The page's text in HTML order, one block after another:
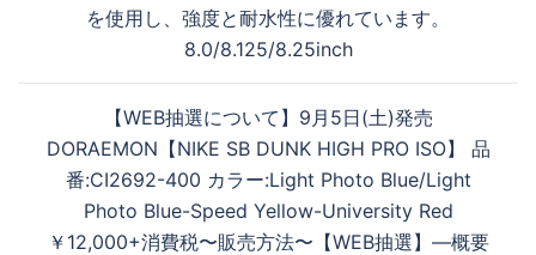
ン
を使用し、強度と耐水性に優れています。
8.0/8.125/8.25inch
【WEB抽選について】 9月5日(土)発売
DORAEMON【NIKE SB DUNK HIGH PRO ISO】 品
番:CI2692-400 カラー:Light Photo Blue/Light
Photo Blue-Speed Yellow-University Red
￥12,000+消費税 〜販売方法〜 【WEB抽選】 ―概要